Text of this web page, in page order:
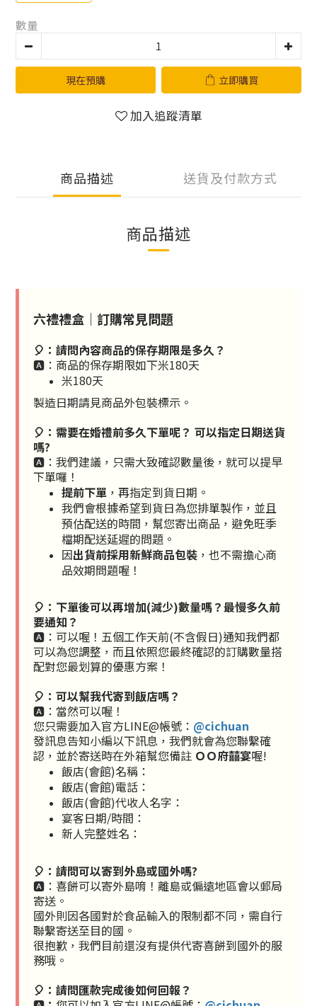
數量
現在預購 立即購買
加入追蹤清單
商品描述 送貨及付款方式
商品描述
六禮禮盒｜訂購常見問題
🎈：請問內容商品的保存期限是多久？
🅰️：商品的保存期限如下米180天
米180天
製造日期請見商品外包裝標示。
🎈：需要在婚禮前多久下單呢？ 可以指定日期送貨
嗎?
🅰️：我們建議，只需大致確認數量後，就可以提早
下單囉！
提前下單 ， 再指定到貨日期 。
我們會根據希望到貨日為您排單製作，並且
預估配送的時間，幫您寄出商品，避免旺季
檔期配送延遲的問題。
因出貨前採用新鮮商品包裝 ，也不需擔心商
品效期問題喔！
🎈：下單後可以再增加(減少)數量嗎？最慢多久前
要通知？
🅰️：可以喔！五個工作天前(不含假日)通知我們都
可以為您調整，而且依照您最終確認的訂購數量搭
配對您最划算的優惠方案！
🎈： 可以幫我代寄到飯店嗎？
🅰️：當然可以喔！
您只需要加入官方LINE@帳號： @cichuan
發訊息告知小編以下訊息，我們就會為您聯繫確
認，並於寄送時在外箱幫您備註 ＯＯ府囍宴喔!
飯店(會館)名稱：
飯店(會館)電話：
飯店(會館)代收人名字：
宴客日期/時間：
新人完整姓名：
🎈： 請問可以寄到外島或國外嗎?
🅰️：喜餅可以寄外島唷！離島或偏遠地區會以郵局
寄送。
國外則因各國對於食品輸入的限制都不同，需自行
聯繫寄送至目的國。
很抱歉，我們目前還沒有提供代寄喜餅到國外的服
務哦。
🎈：請問匯款完成後如何回報？